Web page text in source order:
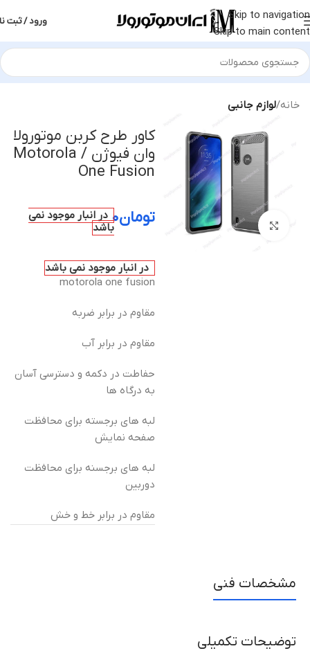
Skip to navigation
Skip to main content
ورود / ثبت
خانه لوازم جانبی
بزرگنمایی تصویر
کاور طرح کربن موتورولا
وان فیوژن / Motorola
One Fusion
تومان۰ در انبار موجود نمی
باشد
در انبار موجود نمی باشد
motorola one fusion
مقاوم در برابر ضربه
مقاوم در برابر آب
حفاطت در دکمه و دسترسی آسان
به درگاه ها
لبه های برجسته برای محافظت
صفحه نمایش
لبه های برجسنه برای محافظت
دوربین
مقاوم در برابر خط و خش
مشخصات فنی
توضیحات تکمیلی